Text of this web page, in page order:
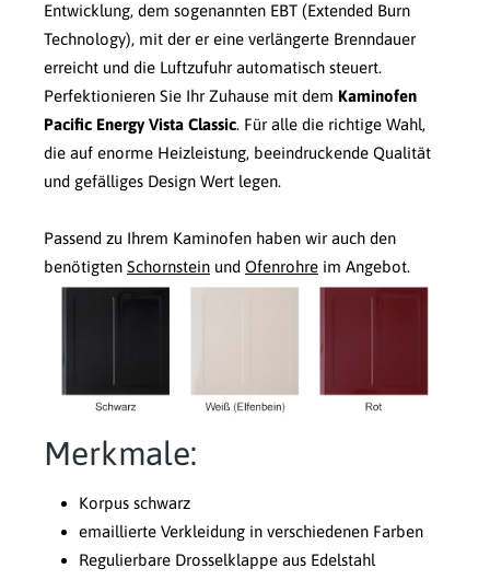
Entwicklung, dem sogenannten EBT (Extended Burn
Technology), mit der er eine verlängerte Brenndauer
erreicht und die Luftzufuhr automatisch steuert.
Perfektionieren Sie Ihr Zuhause mit dem Kaminofen
Pacific Energy Vista Classic. Für alle die richtige Wahl,
die auf enorme Heizleistung, beeindruckende Qualität
und gefälliges Design Wert legen.
Passend zu Ihrem Kaminofen haben wir auch den
benötigten Schornstein und Ofenrohre im Angebot.
Merkmale:
Korpus schwarz
emaillierte Verkleidung in verschiedenen Farben
Regulierbare Drosselklappe aus Edelstahl